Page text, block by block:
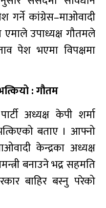
गर्ने कांग्रेस–माओवादी
एमाले उपाध्यक्ष गौतमले
पेश भएमा विपक्षमा
: गौतम
अध्यक्ष केपी शर्मा
बताए । आफ्नो
केन्द्रका अध्यक्ष
बनाउने भद्र सहमति
बाहिर बस्नु परेको